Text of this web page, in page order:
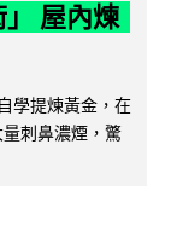
屋內煉
學提煉黃金，在
刺鼻濃煙，驚